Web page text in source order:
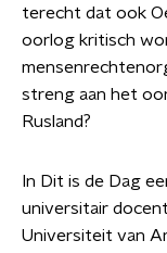
terecht dat ook
oorlog kritisch
streng aan het
Rusland?
In Dit is de Dag
universitair
Universiteit van